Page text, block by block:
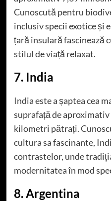
Cunoscută pentru
inclusiv specii exotice și
țară insulară fascinează
stilul de viață relaxat.
7. India
India este a șaptea cea
suprafață de
kilometri pătrați.
cultura sa fascinante,
contrastelor, unde
modernitatea în mod
8. Argentina